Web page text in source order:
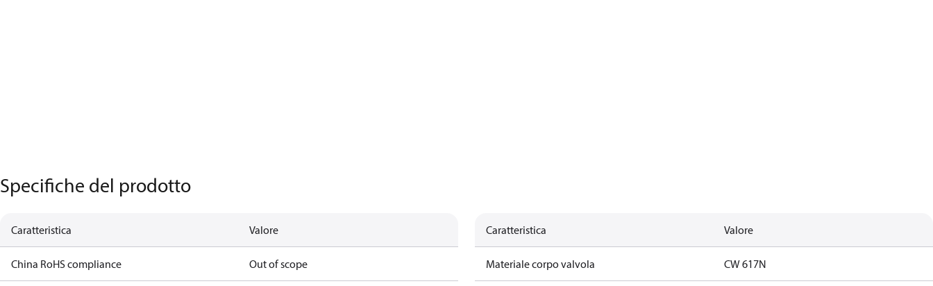
Specifiche del prodotto
Caratteristica Valore
China RoHS compliance Out of scope
Caratteristica Valore
Materiale corpo valvola CW 617N